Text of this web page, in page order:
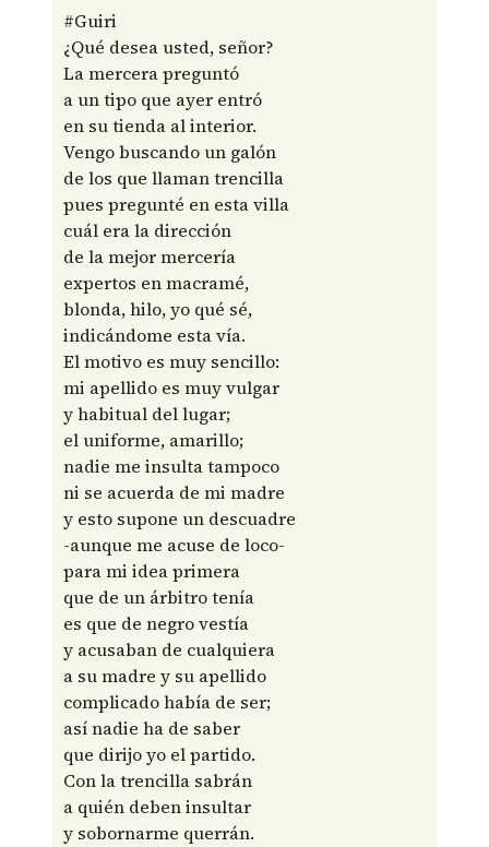
#Guiri
¿Qué desea usted, señor?
La mercera preguntó
a un tipo que ayer entró
en su tienda al interior.
Vengo buscando un galón
de los que llaman trencilla
pues pregunté en esta villa
cuál era la dirección
de la mejor mercería
expertos en macramé,
blonda, hilo, yo qué sé,
indicándome esta vía.
El motivo es muy sencillo:
mi apellido es muy vulgar
y habitual del lugar;
el uniforme, amarillo;
nadie me insulta tampoco
ni se acuerda de mi madre
y esto supone un descuadre
-aunque me acuse de loco-
para mi idea primera
que de un árbitro tenía
es que de negro vestía
y acusaban de cualquiera
a su madre y su apellido
complicado había de ser;
así nadie ha de saber
que dirijo yo el partido.
Con la trencilla sabrán
a quién deben insultar
y sobornarme querrán.